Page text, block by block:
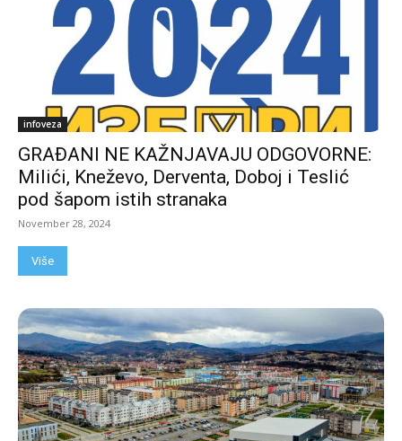
infoveza
GRAĐANI NE KAŽNJAVAJU ODGOVORNE:
Milići, Kneževo, Derventa, Doboj i Teslić
pod šapom istih stranaka
November 28, 2024
Više